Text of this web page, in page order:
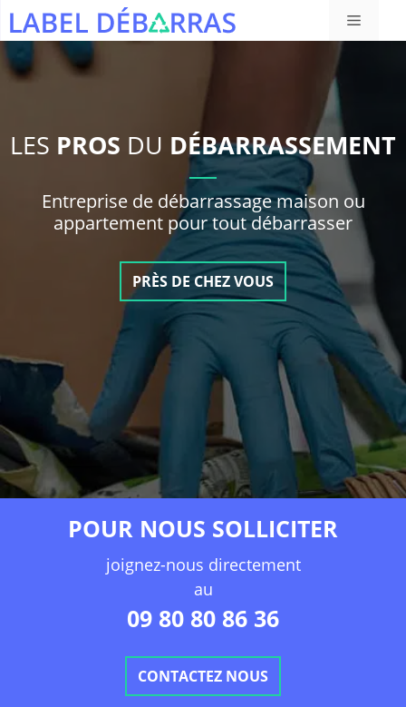
Aller
au
contenu
Menu
LES PROS DU DÉBARRASSEMENT
Entreprise de débarrassage maison ou
appartement pour tout débarrasser
PRÈS DE CHEZ VOUS
POUR NOUS SOLLICITER
joignez-nous directement
au
09 80 80 86 36
CONTACTEZ NOUS